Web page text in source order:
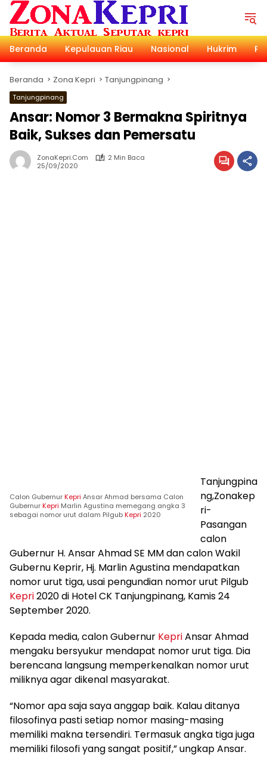
Langsung
konten
Beranda
Kepulauan Riau Nasional Hukrim
Beranda Zona Kepri Tanjungpinang
Tanjungpinang
Ansar: Nomor 3 Bermakna Spiritnya
Baik, Sukses dan Pemersatu
ZonaKepri.com
2 Min Baca
25/09/2020
Calon GubernurKepri Ansar Ahmad bersama Calon
GubernurKepri Marlin Agustina memegang angka 3
sebagai nomor urut dalam PilgubKepri 2020
Tanjungpina
ng,Zonakep
ri-
Pasangan
calon
Gubernur H. Ansar Ahmad SE MM dan calon Wakil
Gubernu Keprir, Hj. Marlin Agustina mendapatkan
nomor urut tiga, usai pengundian nomor urut Pilgub
Kepri2020 di Hotel CK Tanjungpinang, Kamis 24
September 2020.
Kepada media, calon Gubernur KepriAnsar Ahmad
mengaku bersyukur mendapat nomor urut tiga. Dia
berencana langsung memperkenalkan nomor urut
miliknya agar dikenal masyarakat.
“Nomor apa saja saya anggap baik. Kalau ditanya
filosofinya pasti setiap nomor masing-masing
memiliki makna tersendiri. Termasuk angka tiga juga
memiliki filosofi yang sangat positif,” ungkap Ansar.